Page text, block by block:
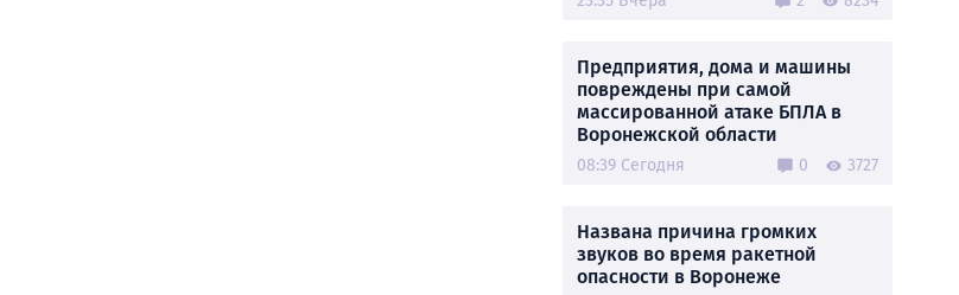
Предприятия, дома и машины
повреждены при самой
массированной атаке БПЛА в
Воронежской области
08:39 Сегодня 0 3727
Названа причина громких
звуков во время ракетной
опасности в Воронеже